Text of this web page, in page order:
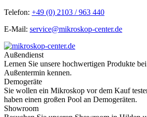
Telefon: +49 (0) 2103 / 963 440
E-Mail: service@mikroskop-center.de
Außendienst
Lernen Sie unsere hochwertigen Produkte
Außentermin kennen.
Demogeräte
Sie wollen ein Mikroskop vor dem Kauf
haben einen großen Pool an Demogeräten.
Showroom